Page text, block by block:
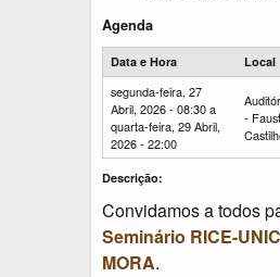
Agenda
Data e Hora Local
segunda-feira, 27
Abril, 2026 - 08:30a
quarta-feira, 29 Abril,
2026 - 22:00
-
Descrição:
Convidamos a todos
Seminário RICE-
MORA.